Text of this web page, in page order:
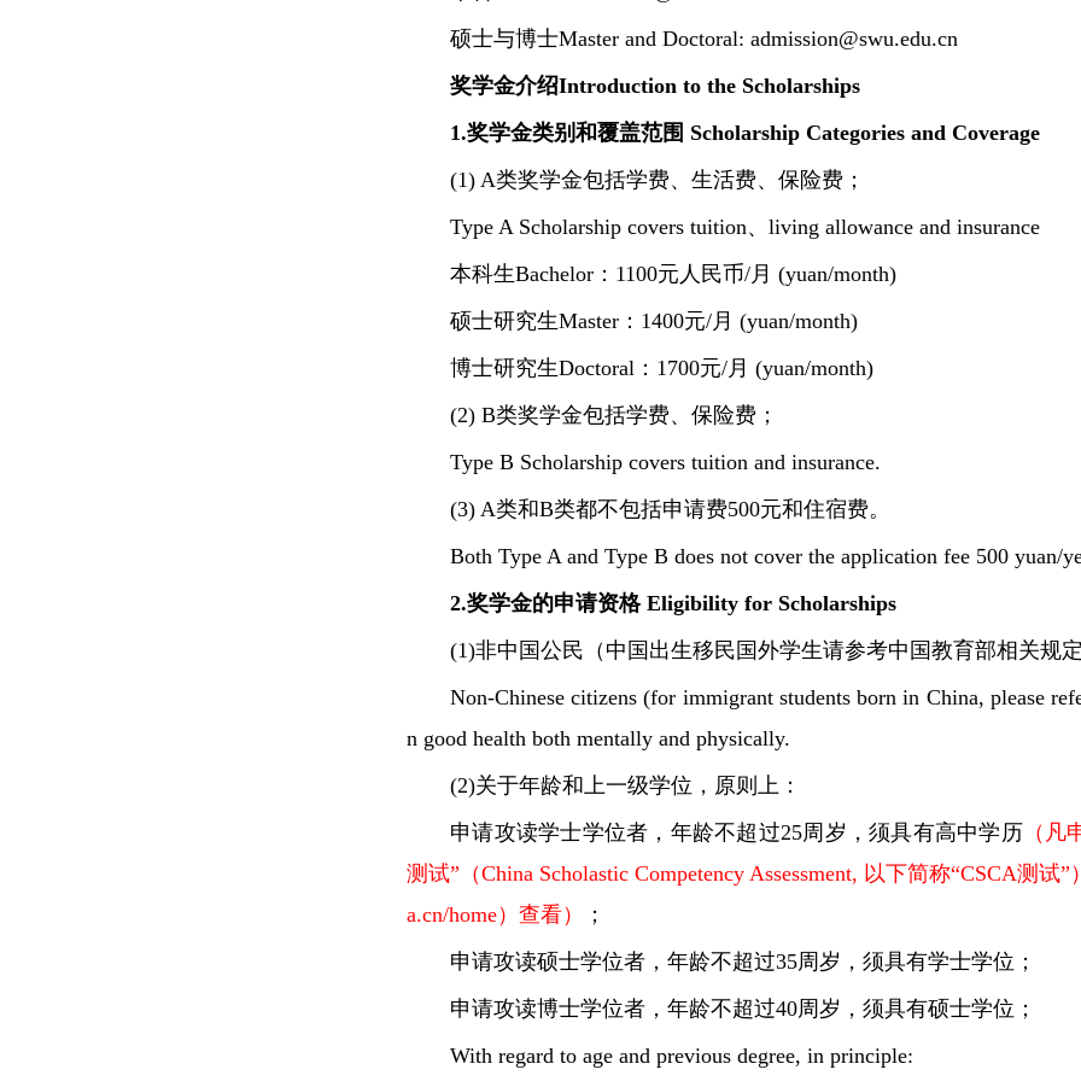
硕士与博士Master and Doctoral: admission@swu.edu.cn
奖学金介绍Introduction to the Scholarships
1.奖学金类别和覆盖范围 Scholarship Categories and Coverage
(1) A类奖学金包括学费、生活费、保险费；
Type A Scholarship covers tuition、living allowance and insurance
本科生Bachelor：1100元人民币/月 (yuan/month)
硕士研究生Master：1400元/月 (yuan/month)
博士研究生Doctoral：1700元/月 (yuan/month)
(2) B类奖学金包括学费、保险费；
Type B Scholarship covers tuition and insurance.
(3) A类和B类都不包括申请费500元和住宿费。
Both Type A and Type B does not cover the application fee 500 yuan/
2.奖学金的申请资格 Eligibility for Scholarships
(1)非中国公民（中国出生移民国外学生请参考中国教育部相关规
Non-Chinese citizens (for immigrant students born in China, please
n good health both mentally and physically.
(2)关于年龄和上一级学位，原则上：
申请攻读学士学位者，年龄不超过25周岁，须具有高中学历（凡
测试”（China Scholastic Competency Assessment, 以下简称“CSCA测
a.cn/home）查看）
；
申请攻读硕士学位者，年龄不超过35周岁，须具有学士学位；
申请攻读博士学位者，年龄不超过40周岁，须具有硕士学位；
With regard to age and previous degree, in principle: